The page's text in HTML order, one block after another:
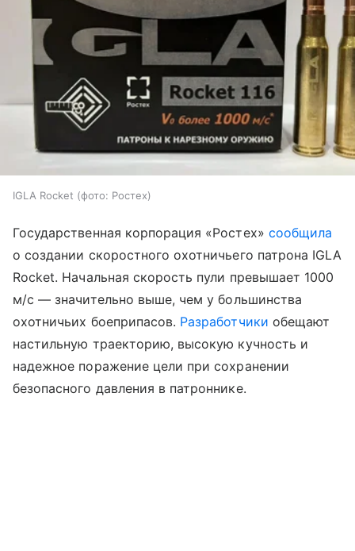
IGLA Rocket (фото: Ростех)
Государственная корпорация «Ростех» сообщила
о создании скоростного охотничьего патрона IGLA
Rocket. Начальная скорость пули превышает 1000
м/с — значительно выше, чем у большинства
охотничьих боеприпасов. Разработчики обещают
настильную траекторию, высокую кучность и
надежное поражение цели при сохранении
безопасного давления в патроннике.